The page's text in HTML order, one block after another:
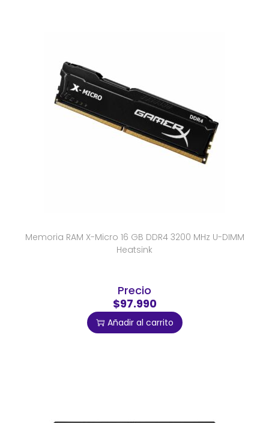
Memoria RAM X-Micro 16 GB DDR4 3200 MHz U-DIMM
Heatsink
Precio
$97.990
Añadir al carrito